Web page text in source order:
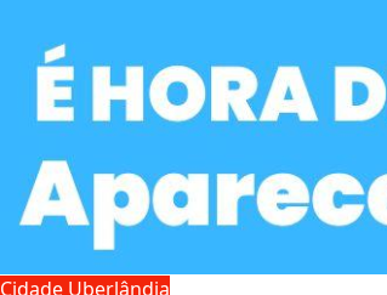
Cidade Uberlândia